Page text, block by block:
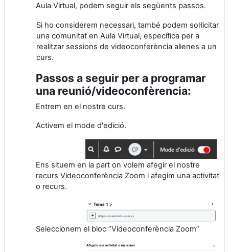
Aula Virtual, podem seguir els següents passos.
Si ho considerem necessari, també podem sol·licitar
una comunitat en Aula Virtual, específica per a
realitzar sessions de videoconferència alienes a un
curs.
Passos a seguir per a programar
una reunió/videoconfèrencia:
Entrem en el nostre curs.
Activem el mode d'edició.
Ens situem en la part on volem afegir el nostre
recurs Videoconferència Zoom i afegim una activitat
o recurs.
Seleccionem el bloc “Videoconferència Zoom”